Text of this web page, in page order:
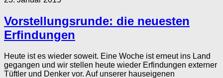
Vorstellungsrunde: die neuesten
Erfindungen
Heute ist es wieder soweit. Eine Woche ist erneut ins Land
gegangen und wir stellen heute wieder Erfindungen externer
Tüftler und Denker vor. Auf unserer hauseigenen